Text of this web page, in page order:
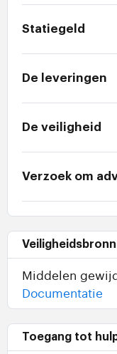
Statiegeld
De leveringen
De veiligheid
Verzoek om
Middelen
Documentatie
Toegang tot